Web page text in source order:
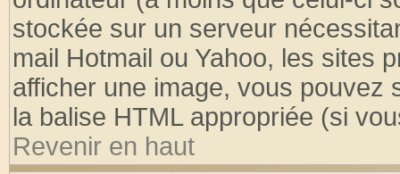
stockée sur un serveur
mail Hotmail ou Yahoo, les sites
afficher une image, vous pouvez
la balise HTML appropriée (si
Revenir en haut